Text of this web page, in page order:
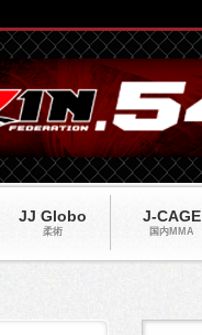
JJ Globo
柔術
J-CAGE
国内MMA